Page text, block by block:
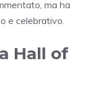
ma ha
e celebrativo.
Hall of